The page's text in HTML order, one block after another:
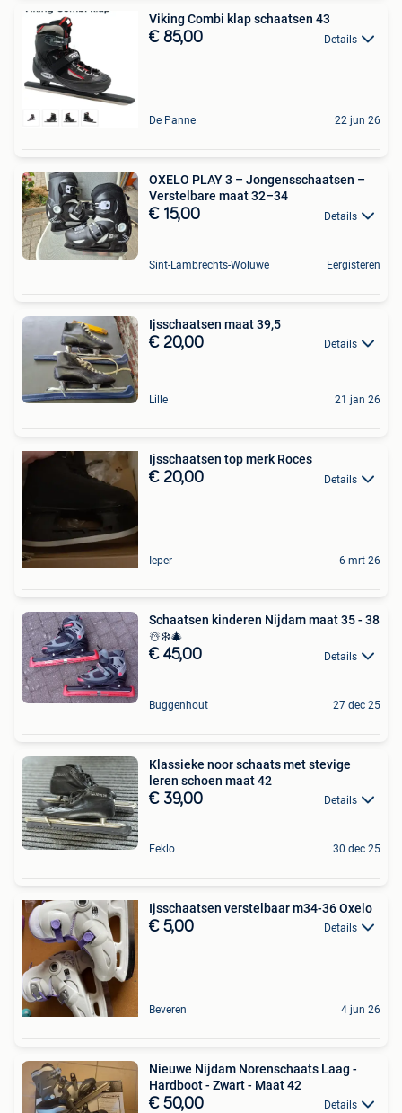
Viking Combi klap schaatsen 43
€ 85,00 Details
De Panne 22 jun 26
OXELO PLAY 3 – Jongensschaatsen –
Verstelbare maat 32–34
€ 15,00 Details
Sint-Lambrechts-Woluwe Eergisteren
Ijsschaatsen maat 39,5
€ 20,00 Details
Lille 21 jan 26
Ijsschaatsen top merk Roces
€ 20,00 Details
Ieper 6 mrt 26
Schaatsen kinderen Nijdam maat 35 - 38
☃️❄️🎄
€ 45,00 Details
Buggenhout 27 dec 25
Klassieke noor schaats met stevige
leren schoen maat 42
€ 39,00 Details
Eeklo 30 dec 25
Ijsschaatsen verstelbaar m34-36 Oxelo
€ 5,00 Details
Beveren 4 jun 26
Nieuwe Nijdam Norenschaats Laag -
Hardboot - Zwart - Maat 42
€ 50,00 Details